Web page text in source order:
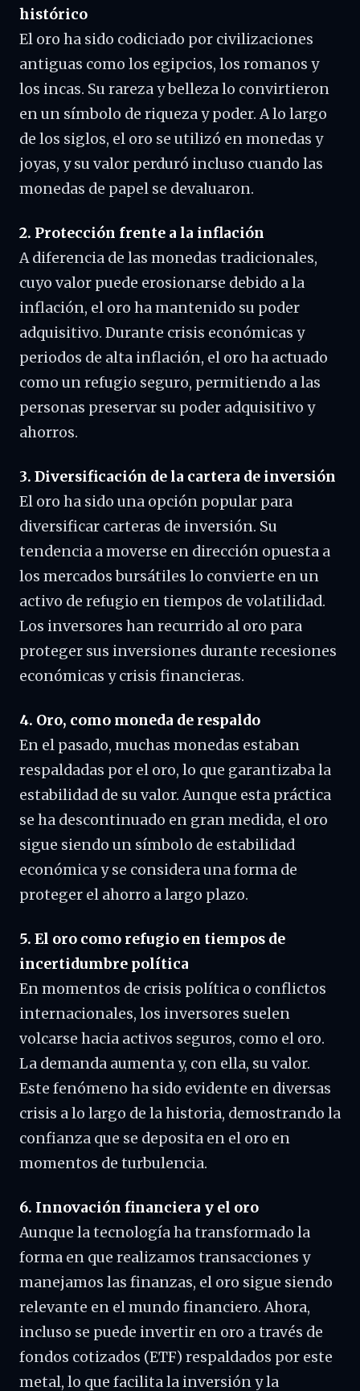
histórico
El oro ha sido codiciado por civilizaciones
antiguas como los egipcios, los romanos y
los incas. Su rareza y belleza lo convirtieron
en un símbolo de riqueza y poder. A lo largo
de los siglos, el oro se utilizó en monedas y
joyas, y su valor perduró incluso cuando las
monedas de papel se devaluaron.
2. Protección frente a la inflación
A diferencia de las monedas tradicionales,
cuyo valor puede erosionarse debido a la
inflación, el oro ha mantenido su poder
adquisitivo. Durante crisis económicas y
periodos de alta inflación, el oro ha actuado
como un refugio seguro, permitiendo a las
personas preservar su poder adquisitivo y
ahorros.
3. Diversificación de la cartera de inversión
El oro ha sido una opción popular para
diversificar carteras de inversión. Su
tendencia a moverse en dirección opuesta a
los mercados bursátiles lo convierte en un
activo de refugio en tiempos de volatilidad.
Los inversores han recurrido al oro para
proteger sus inversiones durante recesiones
económicas y crisis financieras.
4. Oro, como moneda de respaldo
En el pasado, muchas monedas estaban
respaldadas por el oro, lo que garantizaba la
estabilidad de su valor. Aunque esta práctica
se ha descontinuado en gran medida, el oro
sigue siendo un símbolo de estabilidad
económica y se considera una forma de
proteger el ahorro a largo plazo.
5. El oro como refugio en tiempos de
incertidumbre política
En momentos de crisis política o conflictos
internacionales, los inversores suelen
volcarse hacia activos seguros, como el oro.
La demanda aumenta y, con ella, su valor.
Este fenómeno ha sido evidente en diversas
crisis a lo largo de la historia, demostrando la
confianza que se deposita en el oro en
momentos de turbulencia.
6. Innovación financiera y el oro
Aunque la tecnología ha transformado la
forma en que realizamos transacciones y
manejamos las finanzas, el oro sigue siendo
relevante en el mundo financiero. Ahora,
incluso se puede invertir en oro a través de
fondos cotizados (ETF) respaldados por este
metal, lo que facilita la inversión y la